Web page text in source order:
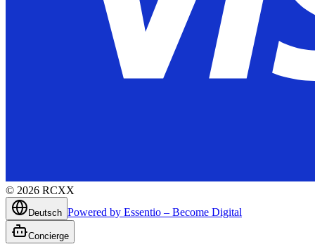
© 2026 RCXX
Deutsch Powered by Essentio – Become Digital
Concierge